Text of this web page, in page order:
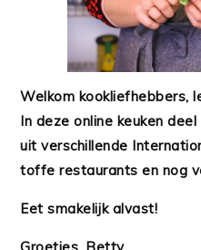
Welkom kookliefhebbers,
In deze online keuken
uit verschillende
toffe restaurants en nog
Eet smakelijk alvast!